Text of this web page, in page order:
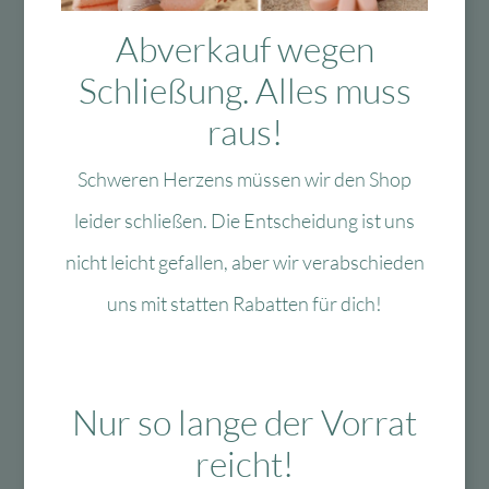
Das könnte Dir auch
gefallen
-40 %
Lulubug Handmade
– Motivstanzer Set
-60 %
Fun Trading /
Medenka Malstifte
Abverkauf wegen
Schließung. Alles muss
raus!
Schweren Herzens müssen wir den Shop
leider schließen. Die Entscheidung ist uns
nicht leicht gefallen, aber wir verabschieden
uns mit statten Rabatten für dich!
Nur so lange der Vorrat
reicht!